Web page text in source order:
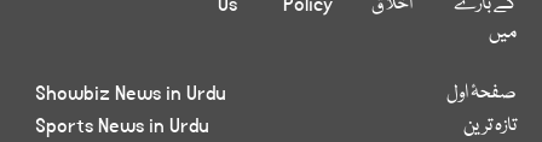
میں
صفحۂ اول
تازہ ترین
Showbiz News in Urdu
Sports News in Urdu